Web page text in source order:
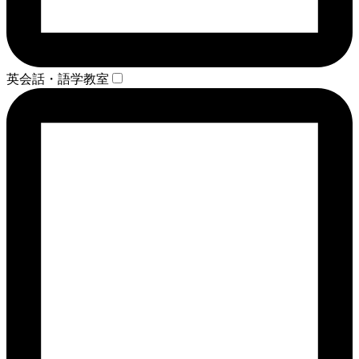
英会話・語学教室